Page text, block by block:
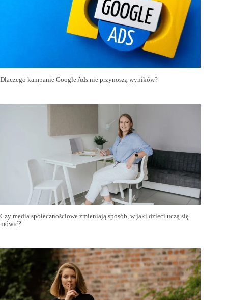
Dlaczego kampanie Google Ads nie przynoszą wyników?
Czy media społecznościowe zmieniają sposób, w jaki dzieci uczą się
mówić?